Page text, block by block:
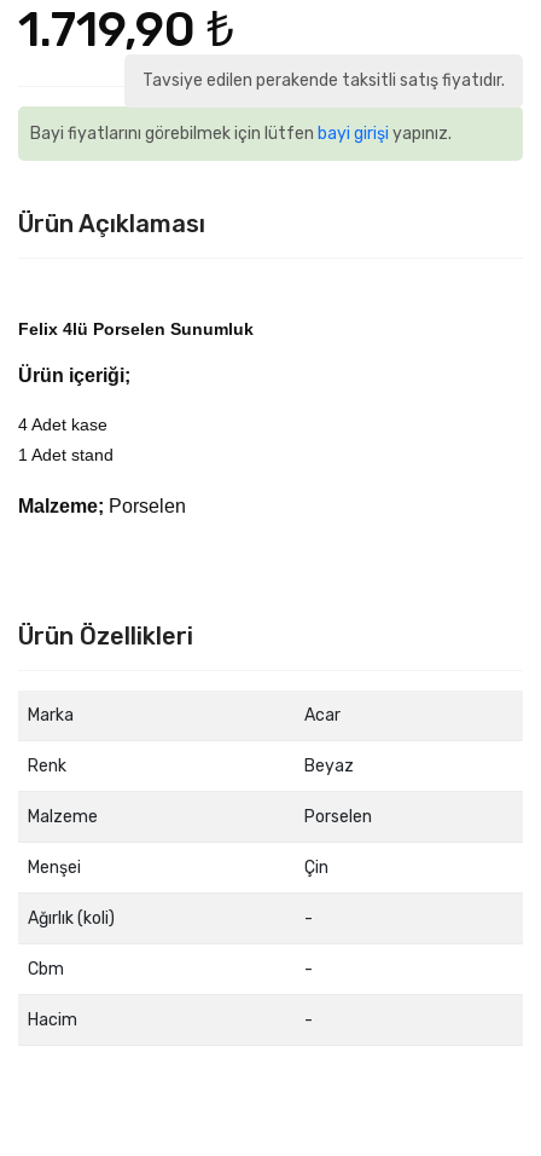
1.719,90 ₺
Tavsiye edilen perakende taksitli satış fiyatıdır.
Bayi fiyatlarını görebilmek için lütfen bayi girişi yapınız.
Ürün Açıklaması
Felix 4lü Porselen Sunumluk
Ürün içeriği;
4 Adet kase
1 Adet stand
Malzeme; Porselen
Ürün Özellikleri
Marka Acar
Renk Beyaz
Malzeme Porselen
Menşei Çin
Ağırlık (koli) -
Cbm -
Hacim -